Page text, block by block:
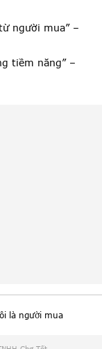
người mua” –
tiềm năng” –
là người mua